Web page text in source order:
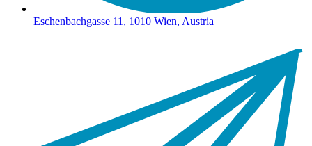
Eschenbachgasse 11, 1010 Wien, Austria